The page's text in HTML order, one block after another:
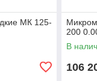
МК 125-
200
В
106